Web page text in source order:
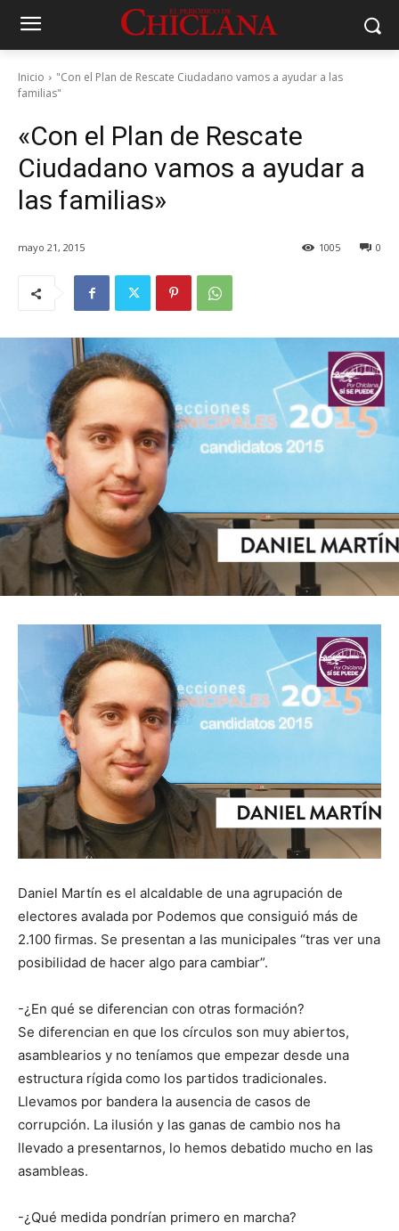
Inicio
"Con el Plan de Rescate Ciudadano vamos a ayudar a las
familias"
«Con el Plan de Rescate
Ciudadano vamos a ayudar a
las familias»
mayo 21, 2015 0
1005
Daniel Martín es el alcaldable de una agrupación de
electores avalada por Podemos que consiguió más de
2.100 firmas. Se presentan a las municipales “tras ver una
posibilidad de hacer algo para cambiar”.
-¿En qué se diferencian con otras formación?
Se diferencian en que los círculos son muy abiertos,
asamblearios y no teníamos que empezar desde una
estructura rígida como los partidos tradicionales.
Llevamos por bandera la ausencia de casos de
corrupción. La ilusión y las ganas de cambio nos ha
llevado a presentarnos, lo hemos debatido mucho en las
asambleas.
-¿Qué medida pondrían primero en marcha?